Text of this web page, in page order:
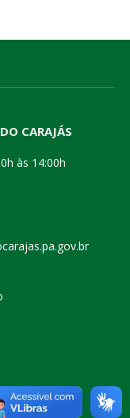
CARAJÁS
às 14:00h